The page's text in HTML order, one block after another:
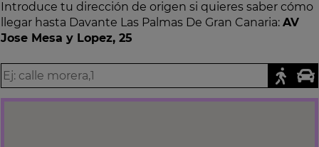
Introduce tu dirección de origen si quieres saber cómo
llegar hasta Davante Las Palmas De Gran Canaria: AV
Jose Mesa y Lopez, 25